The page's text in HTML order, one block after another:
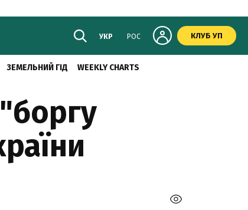
УКР РОС КЛУБ УП
ЗЕМЕЛЬНИЙ ГІД WEEKLY CHARTS